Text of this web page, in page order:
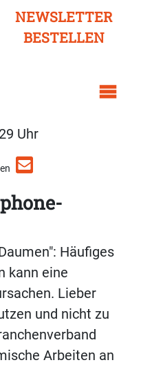
NEWSLETTER
BESTELLEN
Uhr
Häufiges
kann eine
Lieber
und nicht zu
Arbeiten an